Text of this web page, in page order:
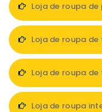
Loja de roupa de
Loja de roupa
Loja de roupa
Loja de roupa